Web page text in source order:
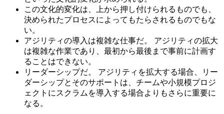
この文化的変化は、上から押し付けられるものでも、
決められたプロセスによってもたらされるものでもな
い。
アジリティの導入は複雑な仕事だ。 アジリティの拡大
は複雑な作業であり、最初から最後まで事前に計画す
ることはできない。
リーダーシップだ。 アジリティを拡大する場合、リー
ダーシップとそのサポートは、チームや小規模プロジ
ェクトにスクラムを導入する場合よりもさらに重要に
なる。